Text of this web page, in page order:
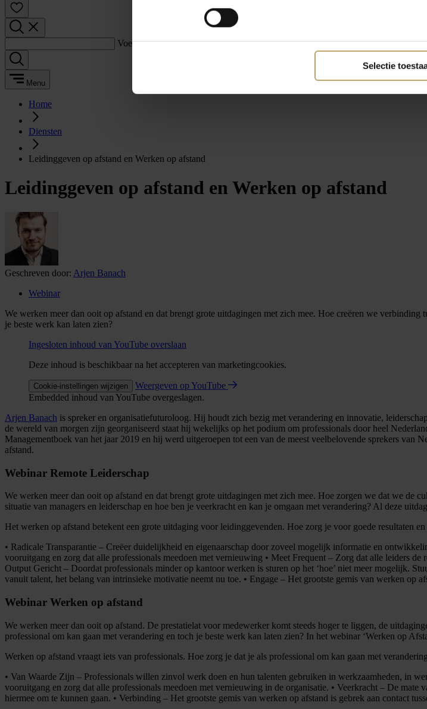
Selectie
Voer een zoekterm in:
Menu
Home
Diensten
Leidinggeven op afstand en Werken op afstand
Leidinggeven op afstand en Werken op afstand
Geschreven door: Arjen Banach
Webinar
We werken meer dan ooit op afstand en dat brengt grote uitdagingen met zich mee. Hoe creëren we
je beste werk kan laten zien?
Ingesloten inhoud van YouTube overslaan
Deze inhoud is beschikbaar na het accepteren van marketingcookies.
Cookie-instellingen wijzigen
Weergeven op YouTube
Embedded inhoud van YouTube overgeslagen.
Arjen Banach is spreker en organisatiefuturoloog. Hij houdt zich bezig met verandering en innovatie,
de wereld van morgen zijn georganiseerd staat hij wekelijks op het podium om professionals door heel
Managementboek van het jaar 2019 en hij werd uitgeroepen tot een van de meest veelbelovende sprekers
afstand.
Webinar Remote Leiderschap
We werken meer dan ooit op afstand en dat brengt grote uitdagingen met zich mee. Hoe zorgen we dat we de
situatie van managers en leiderschap en hoe ben je veerkracht en kan je omgaan met verandering? Al deze
Het werken op afstand betekent een grote uitdaging voor leidinggevenden. Hoe zorg je voor goede resultaten
• Radicale Transparantie – Creëer duidelijkheid en eigenaarschap door zoveel mogelijk informatie en
vooruitgang en zorg dat alle professionals meedoen met vernieuwing • Meet Frequent – Zorg dat alle leiders
Output Gericht – Doordat professionals minder op kantoor werken is sturen op het ‘hoe’ niet meer mogelijk.
vanuit talent, het belang van intrinsieke motivatie neemt nu toe. • Engage – Het grootste gemis van werken op
Webinar Werken op afstand
We werken meer dan ooit op afstand. De prestatielat voor medewerker komt steeds hoger te liggen, de
professional om kan gaan met verandering en toch je beste werk kan laten zien? In het webinar ‘Werken op
Werken op afstand vraagt iets van professionals. Hoe zorg je dat je als professional om kan gaan met
• Van Waarde Zijn – Professionals willen zinvol werk doen en hun talenten gebruiken in werkzaamheden, in
vooruitgang en zorg dat alle professionals meedoen met vernieuwing in de organisatie. • Veerkracht – De mate
hiermee om te kunnen gaan. • Verbinding – Het grootste gemis van werken op afstand is gebrek aan contact